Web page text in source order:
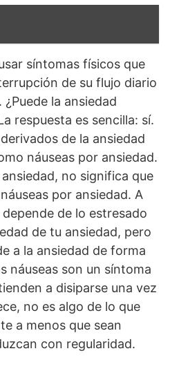
síntomas físicos que
de su flujo diario
la ansiedad
respuesta es sencilla: sí.
de la ansiedad
náuseas por ansiedad.
no significa que
por ansiedad. A
de lo estresado
de tu ansiedad, pero
a la ansiedad de forma
náuseas son un síntoma
a disiparse una vez
no es algo de lo que
a menos que sean
con regularidad.